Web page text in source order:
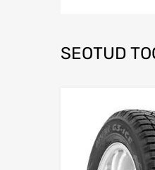
SEOTUD